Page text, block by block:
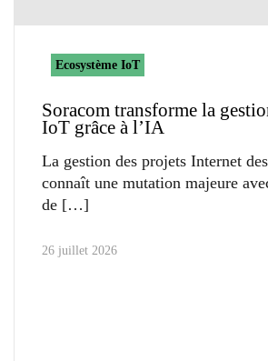
Ecosystème IoT
Soracom transforme la
IoT grâce à l’IA
La gestion des projets Internet
connaît une mutation majeure
de
26 juillet 2026